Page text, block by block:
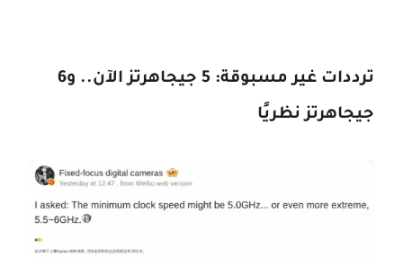
ترددات غير مسبوقة: 5 جيجاهرتز الآن.. و6
جيجاهرتز نظريًا